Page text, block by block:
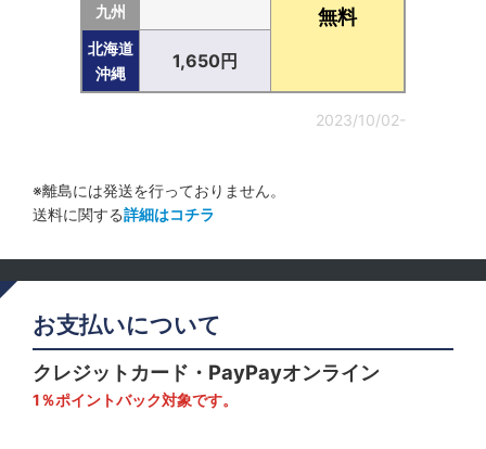
九州
無料
北海道
沖縄
1,650円
2023/10/02-
※離島には発送を行っておりません。
送料に関する詳細はコチラ
お支払いについて
クレジットカード・PayPayオンライン
1％ポイントバック対象です。